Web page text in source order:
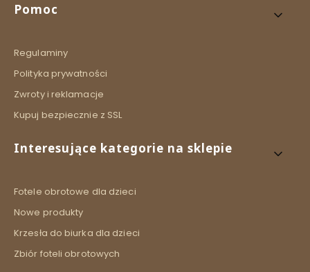
Linki w stopce
Pomoc
Regulaminy
Polityka prywatności
Zwroty i reklamacje
Kupuj bezpiecznie z SSL
Interesujące kategorie na sklepie
Fotele obrotowe dla dzieci
Nowe produkty
Krzesła do biurka dla dzieci
Zbiór foteli obrotowych